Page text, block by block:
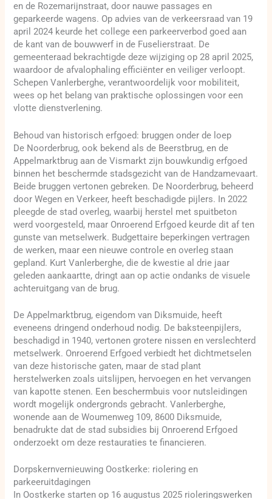
en de Rozemarijnstraat, door nauwe passages en
geparkeerde wagens. Op advies van de verkeersraad van 19
april 2024 keurde het college een parkeerverbod goed aan
de kant van de bouwwerf in de Fuselierstraat. De
gemeenteraad bekrachtigde deze wijziging op 28 april 2025,
waardoor de afvalophaling efficiënter en veiliger verloopt.
Schepen Vanlerberghe, verantwoordelijk voor mobiliteit,
wees op het belang van praktische oplossingen voor een
vlotte dienstverlening.
Behoud van historisch erfgoed: bruggen onder de loep
De Noorderbrug, ook bekend als de Beerstbrug, en de
Appelmarktbrug aan de Vismarkt zijn bouwkundig erfgoed
binnen het beschermde stadsgezicht van de Handzamevaart.
Beide bruggen vertonen gebreken. De Noorderbrug, beheerd
door Wegen en Verkeer, heeft beschadigde pijlers. In 2022
pleegde de stad overleg, waarbij herstel met spuitbeton
werd voorgesteld, maar Onroerend Erfgoed keurde dit af ten
gunste van metselwerk. Budgettaire beperkingen vertragen
de werken, maar een nieuwe controle en overleg staan
gepland. Kurt Vanlerberghe, die de kwestie al drie jaar
geleden aankaartte, dringt aan op actie ondanks de visuele
achteruitgang van de brug.
De Appelmarktbrug, eigendom van Diksmuide, heeft
eveneens dringend onderhoud nodig. De baksteenpijlers,
beschadigd in 1940, vertonen grotere nissen en verslechterd
metselwerk. Onroerend Erfgoed verbiedt het dichtmetselen
van deze historische gaten, maar de stad plant
herstelwerken zoals uitslijpen, hervoegen en het vervangen
van kapotte stenen. Een beschermbuis voor nutsleidingen
wordt mogelijk ondergronds gebracht. Vanlerberghe,
wonende aan de Woumenweg 109, 8600 Diksmuide,
benadrukte dat de stad subsidies bij Onroerend Erfgoed
onderzoekt om deze restauraties te financieren.
Dorpskernvernieuwing Oostkerke: riolering en
parkeeruitdagingen
In Oostkerke starten op 16 augustus 2025 rioleringswerken